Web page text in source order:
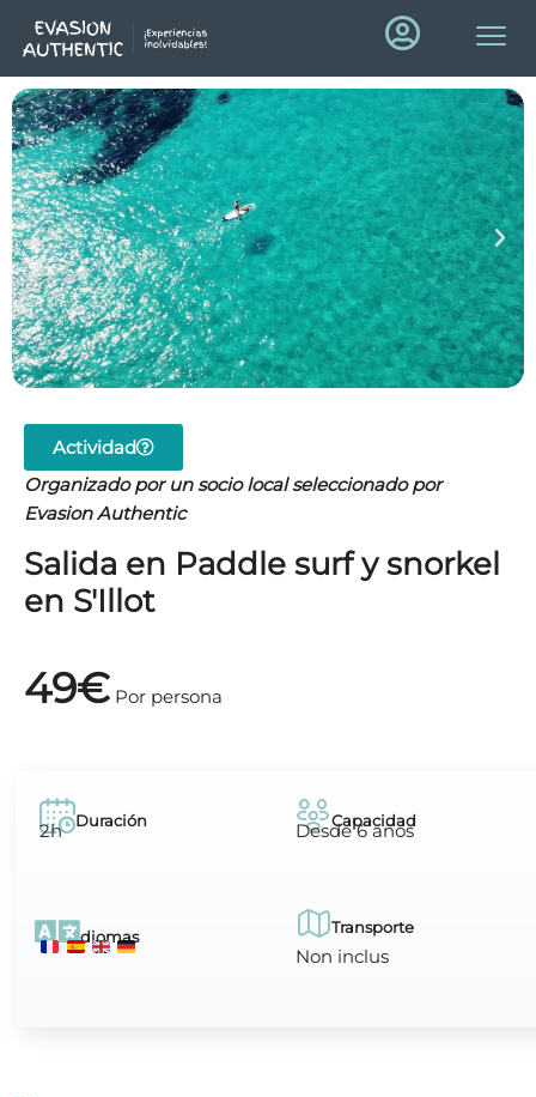
Actividad
Organizado por un socio local seleccionado por
Evasion Authentic
Salida en Paddle surf y snorkel
en S'Illot
49€ Por persona
Duración
2h Capacidad
Desde 6 años
Idiomas Transporte
Non inclus